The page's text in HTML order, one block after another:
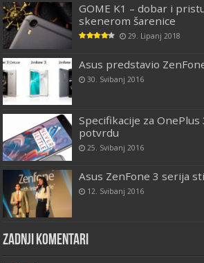
GOME K1 – dobar i
skenerom šarenice
29. Lipanj 2018
Asus predstavio
30. Svibanj 2016
Specifikacije za
potvrdu
25. Svibanj 2016
Asus ZenFone 3 serija
12. Svibanj 2016
Zadnji komentari